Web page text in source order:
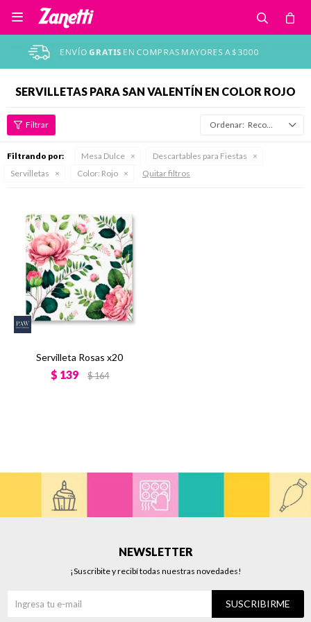

SERVILLETAS PARA SAN VALENTÍN EN COLOR ROJO
Recomendados
Filtrando por: Mesa Dulce
Descartables para Fiestas
Servilletas
Color: Rojo Quitar filtros
Servilleta Rosas x20
$ 139 $164
NEWSLETTER
¡Suscribite y recibí todas nuestras novedades!
SUSCRIBIRME